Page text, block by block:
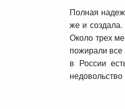
Полная
же и
Около трех
пожирали
в России